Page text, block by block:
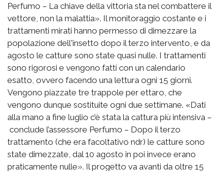
Perfumo – La chiave della vittoria sta nel combattere il
vettore, non la malattia». Il monitoraggio costante e i
trattamenti mirati hanno permesso di dimezzare la
popolazione dell'insetto dopo il terzo intervento, e da
agosto le catture sono state quasi nulle. I trattamenti
sono rigorosi e vengono fatti con un calendario
esatto, ovvero facendo una lettura ogni 15 giorni.
Vengono piazzate tre trappole per ettaro, che
vengono dunque sostituite ogni due settimane. «Dati
alla mano a fine luglio c’è stata la cattura più intensiva –
conclude l’assessore Perfumo – Dopo il terzo
trattamento (che era facoltativo ndr) le catture sono
state dimezzate, dal 10 agosto in poi invece erano
praticamente nulle». Il progetto va avanti da oltre 15